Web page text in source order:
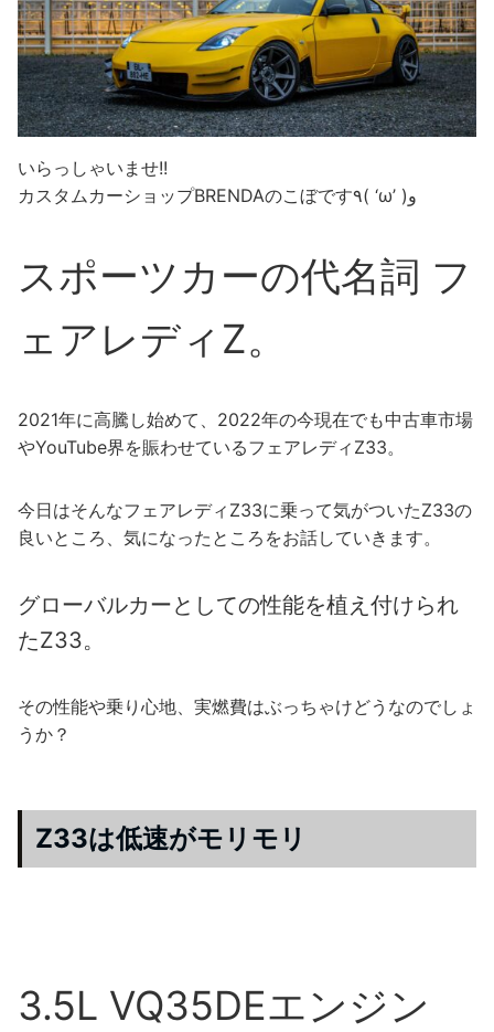
いらっしゃいませ!!
カスタムカーショップBRENDAのこぼです٩( ‘ω’ )و
スポーツカーの代名詞 フ
ェアレディZ。
2021年に高騰し始めて、2022年の今現在でも中古車市場
やYouTube界を賑わせているフェアレディZ33。
今日はそんなフェアレディZ33に乗って気がついたZ33の
良いところ、気になったところをお話していきます。
グローバルカーとしての性能を植え付けられ
たZ33。
その性能や乗り心地、実燃費はぶっちゃけどうなのでしょ
うか？
Z33は低速がモリモリ
3.5L VQ35DEエンジン